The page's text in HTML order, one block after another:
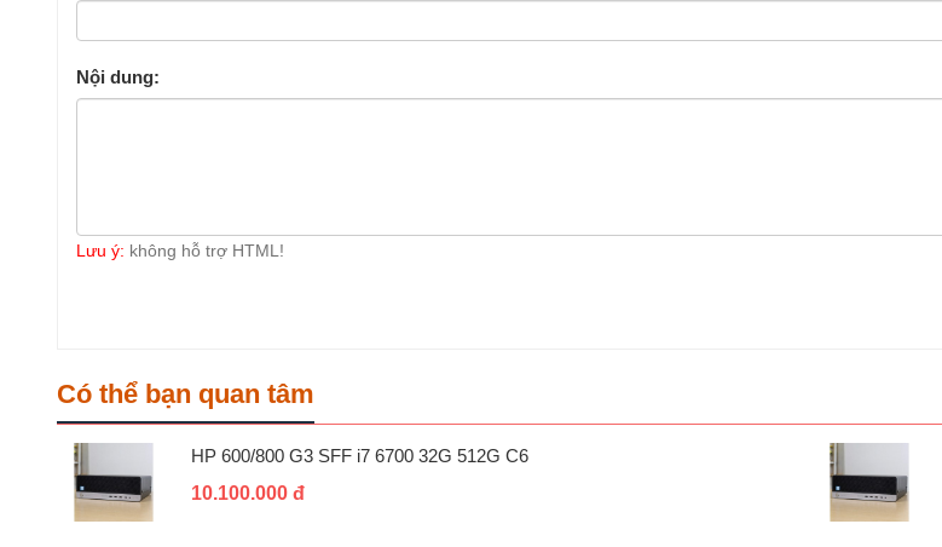
Nội dung:
Lưu ý: không hỗ trợ HTML!
Có thể bạn quan tâm
HP 600/800 G3 SFF i7 6700 32G 512G C6
10.100.000 đ